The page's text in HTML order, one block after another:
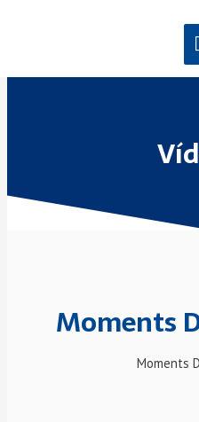
Moments
Moments